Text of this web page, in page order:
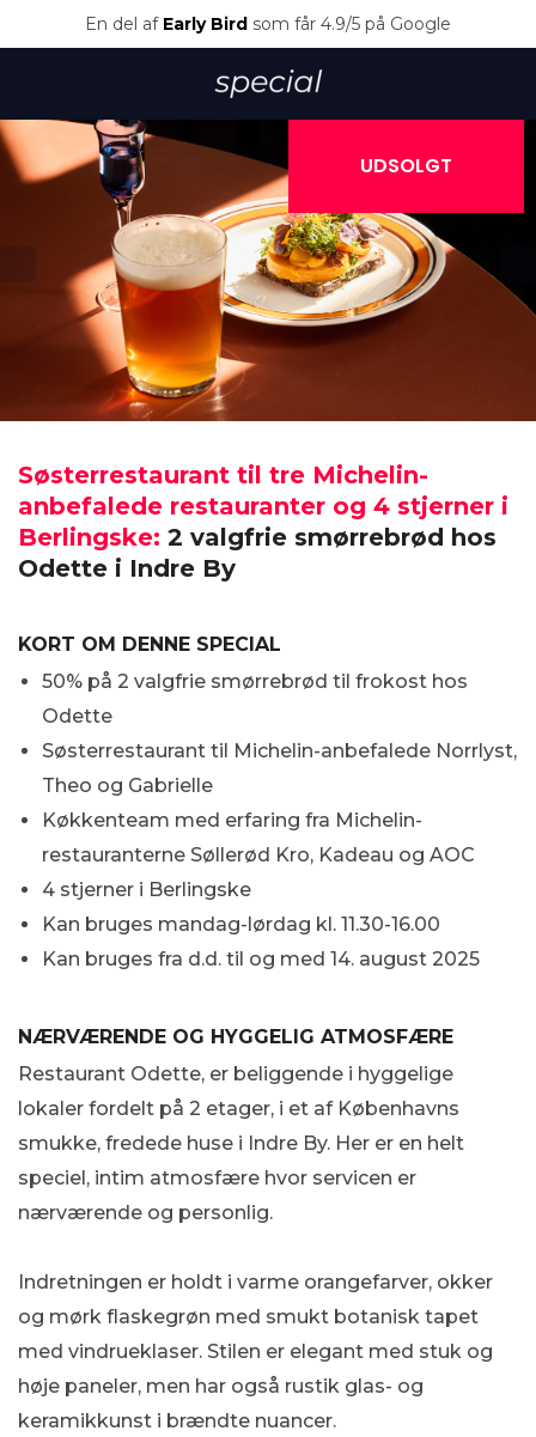
En del af Early Bird som får 4.9/5 på Google
UDSOLGT
Søsterrestaurant til tre Michelin-
anbefalede restauranter og 4 stjerner i
Berlingske: 2 valgfrie smørrebrød hos
Odette i Indre By
KORT OM DENNE SPECIAL
50% på 2 valgfrie smørrebrød til frokost hos
Odette
Søsterrestaurant til Michelin-anbefalede Norrlyst,
Theo og Gabrielle
Køkkenteam med erfaring fra Michelin-
restauranterne Søllerød Kro, Kadeau og AOC
4 stjerner i Berlingske
Kan bruges mandag-lørdag kl. 11.30-16.00
Kan bruges fra d.d. til og med 14. august 2025
NÆRVÆRENDE OG HYGGELIG ATMOSFÆRE
Restaurant Odette, er beliggende i hyggelige
lokaler fordelt på 2 etager, i et af Københavns
smukke, fredede huse i Indre By. Her er en helt
speciel, intim atmosfære hvor servicen er
nærværende og personlig.
Indretningen er holdt i varme orangefarver, okker
og mørk flaskegrøn med smukt botanisk tapet
med vindrueklaser. Stilen er elegant med stuk og
høje paneler, men har også rustik glas- og
keramikkunst i brændte nuancer.